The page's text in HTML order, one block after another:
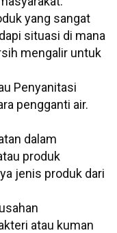
yang sangat
situasi di mana
mengalir untuk
Penyanitasi
pengganti air.
dalam
produk
jenis produk dari
atau kuman